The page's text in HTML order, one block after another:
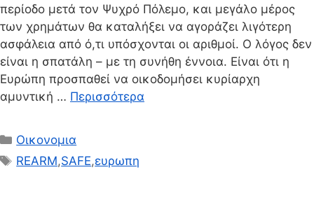
περίοδο μετά τον Ψυχρό Πόλεμο, και μεγάλο μέρος
των χρημάτων θα καταλήξει να αγοράζει λιγότερη
ασφάλεια από ό,τι υπόσχονται οι αριθμοί. Ο λόγος δεν
είναι η σπατάλη – με τη συνήθη έννοια. Είναι ότι η
Ευρώπη προσπαθεί να οικοδομήσει κυρίαρχη
αμυντική … Περισσότερα
Κατηγορίες
Οικονομια
Ετικέτες
REARM,SAFE,ευρωπη